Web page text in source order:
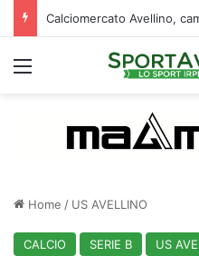
Menu
Home / US AVELLINO
CALCIO SERIE B US